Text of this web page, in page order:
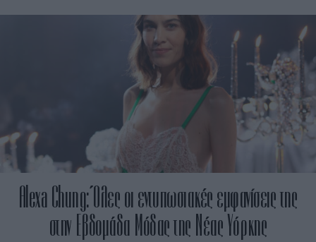
Alexa Chung: Όλες οι εντυπωσιακές εμφανίσεις της
στην Εβδομάδα Μόδας της Νέας Υόρκης